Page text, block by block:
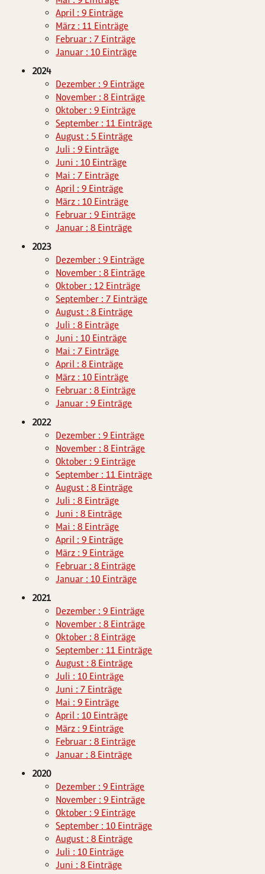
April : 9 Einträge
März : 11 Einträge
Februar : 7 Einträge
Januar : 10 Einträge
2024
Dezember : 9 Einträge
November : 8 Einträge
Oktober : 9 Einträge
September : 11 Einträge
August : 5 Einträge
Juli : 9 Einträge
Juni : 10 Einträge
Mai : 7 Einträge
April : 9 Einträge
März : 10 Einträge
Februar : 9 Einträge
Januar : 8 Einträge
2023
Dezember : 9 Einträge
November : 8 Einträge
Oktober : 12 Einträge
September : 7 Einträge
August : 8 Einträge
Juli : 8 Einträge
Juni : 10 Einträge
Mai : 7 Einträge
April : 8 Einträge
März : 10 Einträge
Februar : 8 Einträge
Januar : 9 Einträge
2022
Dezember : 9 Einträge
November : 8 Einträge
Oktober : 9 Einträge
September : 11 Einträge
August : 8 Einträge
Juli : 8 Einträge
Juni : 8 Einträge
Mai : 8 Einträge
April : 9 Einträge
März : 9 Einträge
Februar : 8 Einträge
Januar : 10 Einträge
2021
Dezember : 9 Einträge
November : 8 Einträge
Oktober : 8 Einträge
September : 11 Einträge
August : 8 Einträge
Juli : 10 Einträge
Juni : 7 Einträge
Mai : 9 Einträge
April : 10 Einträge
März : 9 Einträge
Februar : 8 Einträge
Januar : 8 Einträge
2020
Dezember : 9 Einträge
November : 9 Einträge
Oktober : 9 Einträge
September : 10 Einträge
August : 8 Einträge
Juli : 10 Einträge
Juni : 8 Einträge